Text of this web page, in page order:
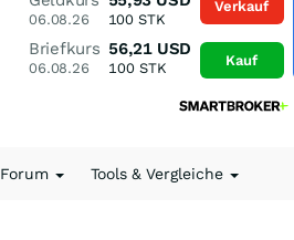
06.08.26 100 STK
Briefkurs
06.08.26
56,21 USD
100STK
Verkauf
Kauf
Forum Tools & Vergleiche